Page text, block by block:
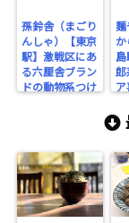
孫鈴舎（まごり
んしゃ）【東京
駅】激戦区にあ
る六厘舎ブラン
ドの動物系つけ
麺
か
島
ア
す
ス